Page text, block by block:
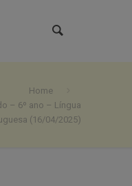
Home
– 6º ano – Língua
(16/04/2025)